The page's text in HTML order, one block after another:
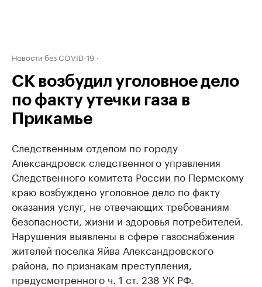
Новости без COVID-19
СК возбудил уголовное дело
по факту утечки газа в
Прикамье
Следственным отделом по городу
Александровск следственного управления
Следственного комитета России по Пермскому
краю возбуждено уголовное дело по факту
оказания услуг, не отвечающих требованиям
безопасности, жизни и здоровья потребителей.
Нарушения выявлены в сфере газоснабжения
жителей поселка Яйва Александровского
района, по признакам преступления,
предусмотренного ч. 1 ст. 238 УК РФ.